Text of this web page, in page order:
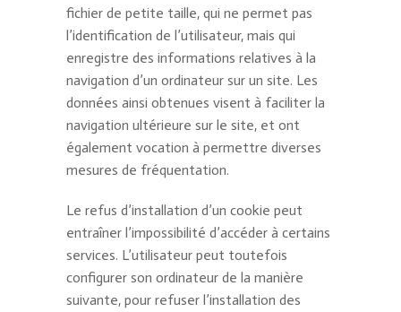
fichier de petite taille, qui ne permet pas
l’identification de l’utilisateur, mais qui
enregistre des informations relatives à la
navigation d’un ordinateur sur un site. Les
données ainsi obtenues visent à faciliter la
navigation ultérieure sur le site, et ont
également vocation à permettre diverses
mesures de fréquentation.
Le refus d’installation d’un cookie peut
entraîner l’impossibilité d’accéder à certains
services. L’utilisateur peut toutefois
configurer son ordinateur de la manière
suivante, pour refuser l’installation des